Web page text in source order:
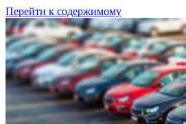
Перейти к содержимому